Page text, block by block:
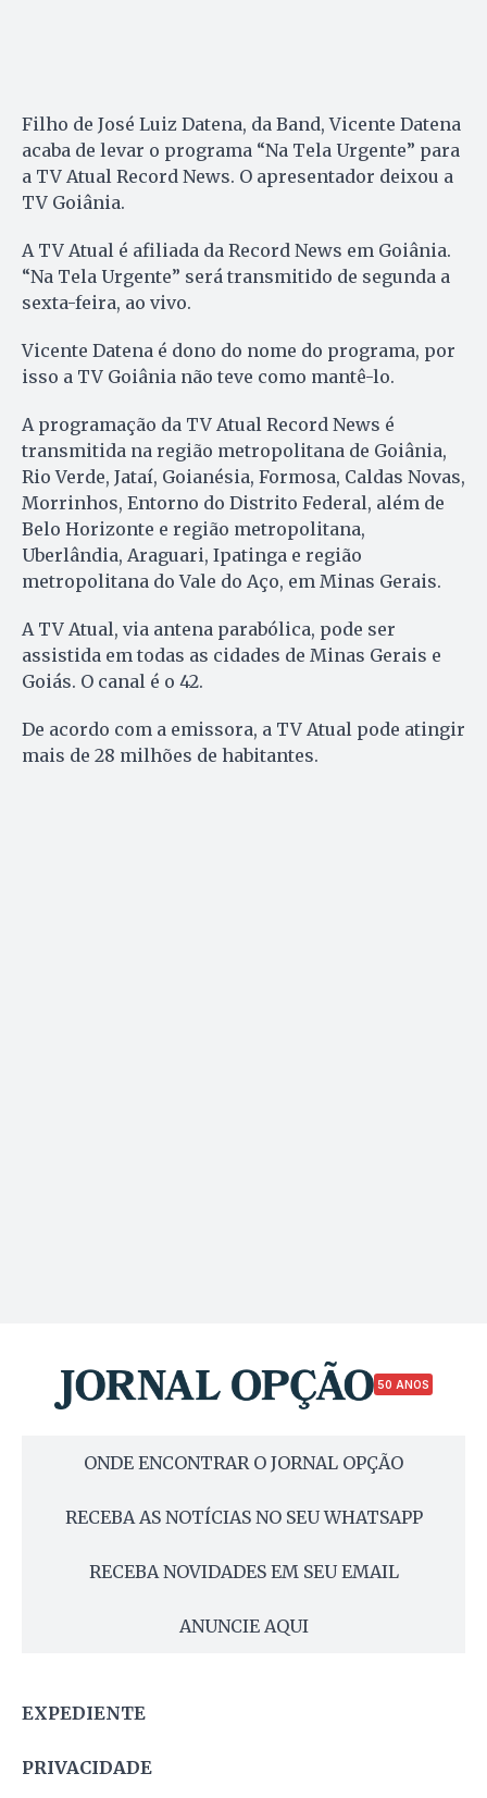
Filho de José Luiz Datena, da Band, Vicente Datena
acaba de levar o programa “Na Tela Urgente” para
a TV Atual Record News. O apresentador deixou a
TV Goiânia.
A TV Atual é afiliada da Record News em Goiânia.
“Na Tela Urgente” será transmitido de segunda a
sexta-feira, ao vivo.
Vicente Datena é dono do nome do programa, por
isso a TV Goiânia não teve como mantê-lo.
A programação da TV Atual Record News é
transmitida na região metropolitana de Goiânia,
Rio Verde, Jataí, Goianésia, Formosa, Caldas Novas,
Morrinhos, Entorno do Distrito Federal, além de
Belo Horizonte e região metropolitana,
Uberlândia, Araguari, Ipatinga e região
metropolitana do Vale do Aço, em Minas Gerais.
A TV Atual, via antena parabólica, pode ser
assistida em todas as cidades de Minas Gerais e
Goiás. O canal é o 42.
De acordo com a emissora, a TV Atual pode atingir
mais de 28 milhões de habitantes.
50 ANOS
ONDE ENCONTRAR O JORNAL OPÇÃO
RECEBA AS NOTÍCIAS NO SEU WHATSAPP
RECEBA NOVIDADES EM SEU EMAIL
ANUNCIE AQUI
EXPEDIENTE
PRIVACIDADE